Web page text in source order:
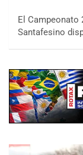
El Campeonato
Santafesino